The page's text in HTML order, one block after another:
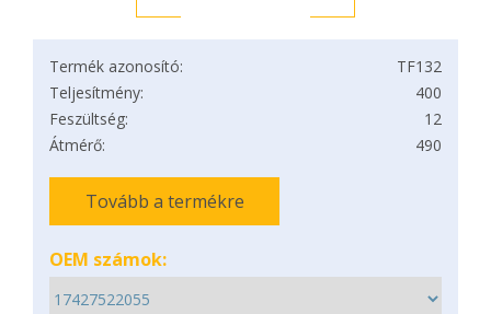
Termék azonosító:
TF132
Teljesítmény:
400
Feszültség:
12
Átmérő:
490
Tovább a termékre
OEM számok: